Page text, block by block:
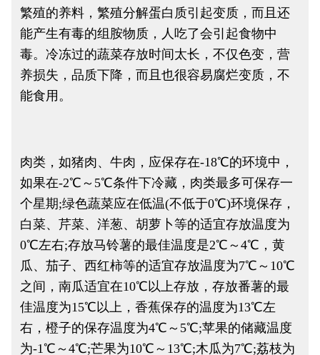
繁殖的养料，繁殖分解蛋白质引起变质，而且还
能产生有毒的组胺物质，人吃了会引起食物中
毒。冷冻过的蔬菜存放时间太长，不仅色变，营
养损失，品质下降，而且也很容易腐烂变质，不
能食用。
肉类，如猪肉、牛肉，应保存在-18℃的环境中，
如果在-2℃～5℃条件下冷藏，肉类最多可保存一
个星期;绿色蔬菜应在低温(不低于0℃)环境保存，
白菜、芹菜、洋葱、胡萝卜等的适宜存放温度为
0℃左右;存放马铃薯的最佳温度是2℃～4℃，黄
瓜、茄子、西红柿等的适宜存放温度为7℃～10℃
之间，南瓜适宜在10℃以上存放，存放番薯的最
佳温度为15℃以上，香蕉保存的温度为13℃左
右，橙子的保存温度为4℃～5℃;苹果的储藏温度
为-1℃～4℃;芒果为10℃～13℃;木瓜为7℃;荔枝为